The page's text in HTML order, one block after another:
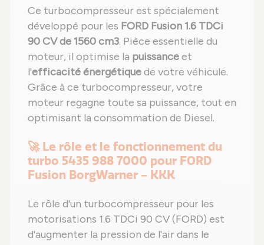
Ce turbocompresseur est spécialement
développé pour les FORD Fusion 1.6 TDCi
90 CV de 1560 cm3. Pièce essentielle du
moteur, il optimise la puissanceet
l'efficacité énergétiquede votre véhicule.
Grâce à ce turbocompresseur, votre
moteur regagne toute sa puissance, tout en
optimisant la consommation de Diesel.
🚀 Le rôle et le fonctionnement du
turbo 5435 988 7000 pour FORD
Fusion BorgWarner - KKK
Le rôle d'un turbocompresseur pour les
motorisations 1.6 TDCi 90 CV (FORD) est
d'augmenter la pression de l'air dans le